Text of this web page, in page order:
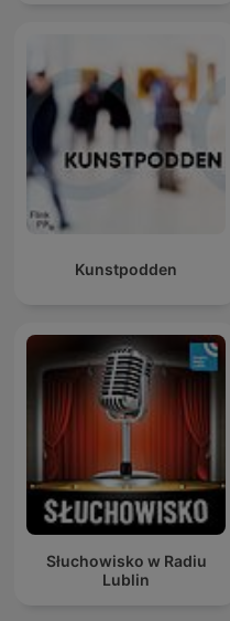
Kunstpodden
Słuchowisko w Radiu
Lublin